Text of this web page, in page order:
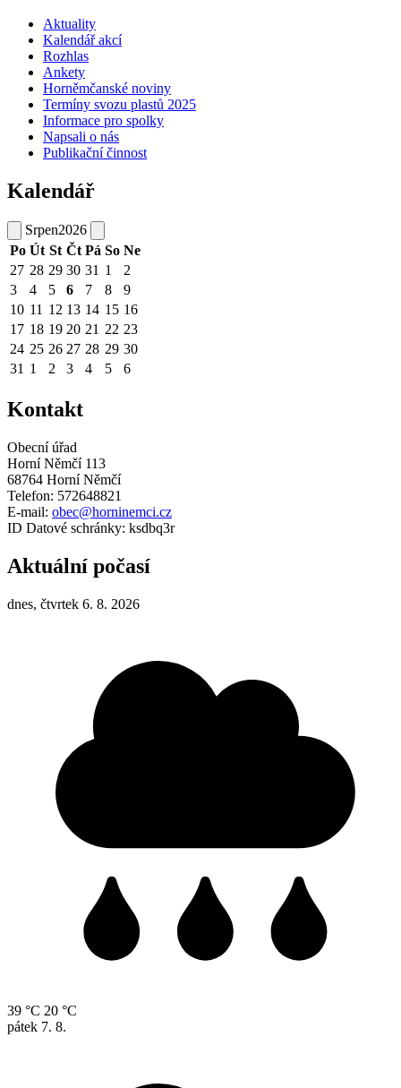
Aktuality
Kalendář akcí
Rozhlas
Ankety
Horněmčanské noviny
Termíny svozu plastů 2025
Informace pro spolky
Napsali o nás
Publikační činnost
Kalendář
Srpen2026
Po Út St Čt Pá So Ne
27 28 29 30 31 1
2
3
4 5 6 7 8
9
10 11 12 13 14 15 16
17 18 19 20 21 22 23
24 25 26 27 28 29 30
31 1 2 3 4 5 6
Kontakt
Obecní úřad
Horní Němčí 113
68764 Horní Němčí
Telefon: 572648821
E-mail: obec@horninemci.cz
ID Datové schránky: ksdbq3r
Aktuální počasí
dnes, čtvrtek 6. 8. 2026
39 °C 20 °C
pátek 7. 8.